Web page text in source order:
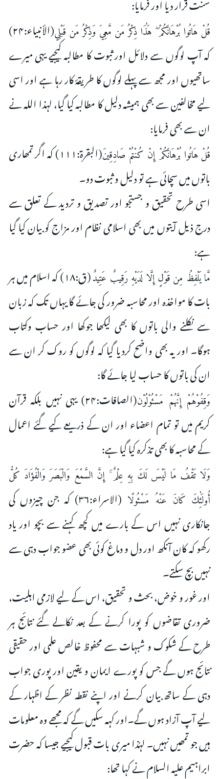
قُلْ هَاتُوا بُرْهَانَكُمْ ۖ هَٰذَا ذِكْرُ مَن مَّعِيَ وَذِكْرُ مَن قَبْلِي
(الأنبياء:۲۴)
کہ آپ لوگوں سے دلائل اور ثبوت کا مطالبہ کیجیے یہی میرے
ساتھیوں اور مجھ سے پہلے لوگوں کا طریقۂ کار رہا ہے‌ اور اسی
لیے مخالفین سے بھی ہمیشہ دلیل کا مطالبہ کیا گیا، لہذا اللہ نے
ان سے بھی فرمایا:
قُلْ هَاتُوا بُرْهَانَكُمْ إِنْ كُنْتُمْ صَادِقِينَ
(البقرة:۱۱۱) کہ اگر تمھاری
باتوں میں سچائی ہے تو دلیل و ثبوت دو۔
اسی طرح تحقیق و جستجو اور تصدیق و تردید کے تعلق سے
درج ذیل آیتوں میں بھی اسلامی نظام اور مزاج کو بیان کیا گیا
ہے:
مَّا يَلْفِظُ مِن قَوْلٍ إِلَّا لَدَيْهِ رَقِيبٌ عَتِيدٌ
(ق:۱۸) کہ اسلام میں ہر
بات کا مواخذہ اور محاسبہ ضرور کی جائے گا یہاں تک کہ زبان
سے نکلنے والی باتوں کا بھی لیکھا جوکھا اور حساب وکتاب
ہوگا۔ اور یہ بھی واضح کردیا گیا کہ لوگوں کو روک کر ان سے
ان کی باتوں کا حساب لیا جائے گا:
وَقِفُوْهُمْ إِنَّهُمْ مَسْئُوْلُوْن
(الصافات:۲۴) یہی نہیں بلکہ قرآن
کریم میں تو تمام اعضاء اور ان کے ذریعے کیے گئے اعمال
کے محاسبہ کا بھی تذکرہ کیا گیا ہے:
وَلَا تَقْفُ مَا لَيْسَ لَكَ بِهِ عِلْمٌ ۚ إِنَّ السَّمْعَ وَالْبَصَرَ وَالْفُؤَادَ كُلُّ
أُولَٰئِكَ كَانَ عَنْهُ مَسْئُولًا
(الاسراء:۳۶) کہ جن چیزوں کی
جانکاری نہیں اس کے بارے میں کچھ کہنے سے بچو اور یاد
رکھو کہ کان آنکھ اور دل و دماغ کوئی بھی عضو جواب دہی سے
نہیں بچ سکتے۔
اور غور و خوض، بحث و تحقیق، اس کے لیے لازمی اہلیت،
ضروری تقاضوں کو پورا کرنے کے بعد نکالے گئے نتائج ہر
طرح کے شکوک و شبہات سے محفوظ خالص علمی اور حقیقی
نتائج ہوں گے جس کو پورے ایمان و یقین اور پوری جواب
دہی کے ساتھ بیان کرنے اور اپنے نقطہ نظر کے اظہار کے
لیے آپ آزاد ہوں گے۔اور کہہ سکیں گے کہ مجھے وہ معلومات
ہیں جو تمھیں نہیں۔ لہٰذا میری بات قبول کیجیے جیسا کہ حضرت
ابراہیم علیہ السلام نے کہا تھا: